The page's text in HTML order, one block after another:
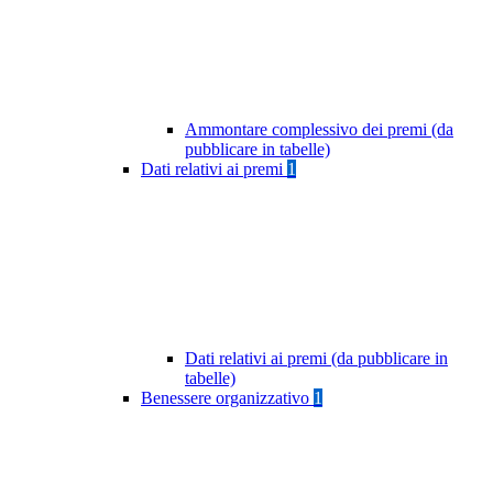
Ammontare complessivo dei premi (da
pubblicare in tabelle)
Dati relativi ai premi 1
Dati relativi ai premi (da pubblicare in
tabelle)
Benessere organizzativo 1